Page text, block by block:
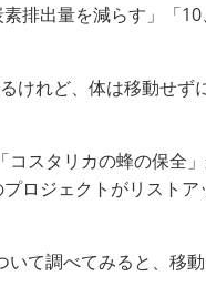
排出量を減らす」「10
けれど、体は移動せず
スタリカの蜂の保全
ロジェクトがリスト
て調べてみると、移